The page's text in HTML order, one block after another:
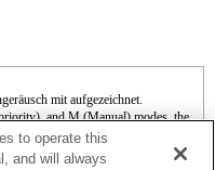
mit aufgezeichnet.
and M (Manual) modes, the
during the movie recording.
kann nicht verwendet
to operate this
and will always